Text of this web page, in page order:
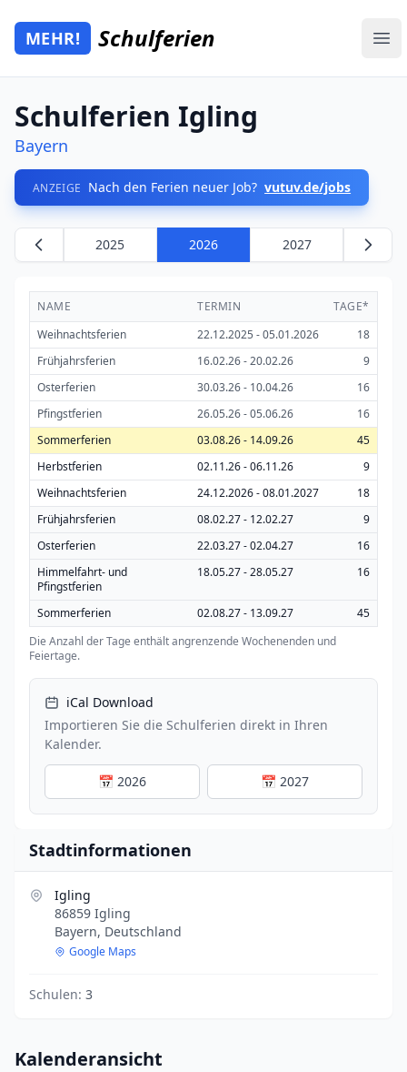
Zum Hauptinhalt springen
Mehr Schulferien
MEHR! Schulferien
Schulferien Igling
Bayern
ANZEIGE Nach den Ferien neuer Job? vutuv.de/jobs
2025 2026 2027
NAME TERMIN
TAGE*
Weihnachtsferien
22.12.2025 - 05.01.2026
18
Frühjahrsferien
16.02.26 - 20.02.26
9
Osterferien
30.03.26 - 10.04.26
16
Pfingstferien
26.05.26 - 05.06.26
16
Sommerferien
03.08.26 - 14.09.26
45
Herbstferien
02.11.26 - 06.11.26
9
Weihnachtsferien
24.12.2026 - 08.01.2027
18
Frühjahrsferien
08.02.27 - 12.02.27
9
Osterferien
22.03.27 - 02.04.27
16
Himmelfahrt- und
Pfingstferien
18.05.27 - 28.05.27 16
Sommerferien 02.08.27 - 13.09.27
45
Die Anzahl der Tage enthält angrenzende Wochenenden und
Feiertage.
iCal Download
Importieren Sie die Schulferien direkt in Ihren
Kalender.
📅 2026 📅 2027
Stadtinformationen
Igling
86859 Igling
Bayern, Deutschland
Google Maps
Schulen: 3
Kalenderansicht